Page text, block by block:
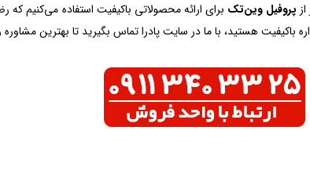
پروفیل وین‌تک برای ارائه محصولاتی باکیفیت استفاده می‌کنیم
باکیفیت هستید، با ما در سایت پادرا تماس بگیرید تا بهترین مشاوره